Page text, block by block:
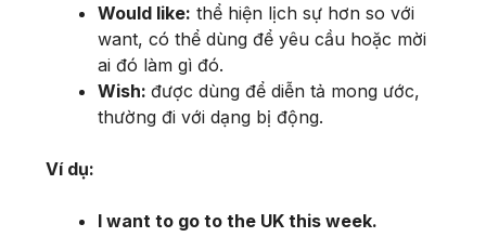
Would like: thể hiện lịch sự hơn so với
want, có thể dùng để yêu cầu hoặc mời
ai đó làm gì đó.
Wish: được dùng để diễn tả mong ước,
thường đi với dạng bị động.
Ví dụ:
I want to go to the UK this week.